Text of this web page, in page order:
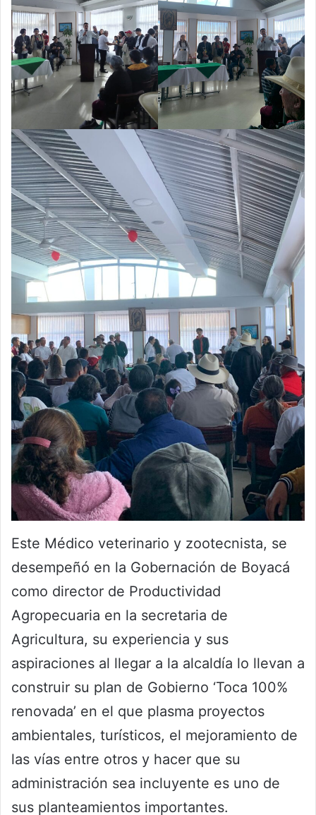
Este Médico veterinario y zootecnista, se
desempeñó en la Gobernación de Boyacá
como director de Productividad
Agropecuaria en la secretaria de
Agricultura, su experiencia y sus
aspiraciones al llegar a la alcaldía lo llevan a
construir su plan de Gobierno ‘Toca 100%
renovada’ en el que plasma proyectos
ambientales, turísticos, el mejoramiento de
las vías entre otros y hacer que su
administración sea incluyente es uno de
sus planteamientos importantes.